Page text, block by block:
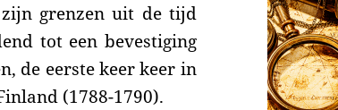
grenzen uit de tijd
tot een bevestiging
de eerste keer keer in
(1788-1790).